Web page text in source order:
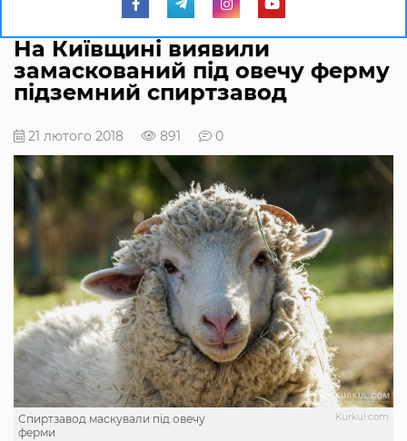
На Київщині виявили
замаскований під овечу ферму
підземний спиртзавод
21 лютого 2018 891 0
Kurkul.com
Спиртзавод маскували під овечу
ферми